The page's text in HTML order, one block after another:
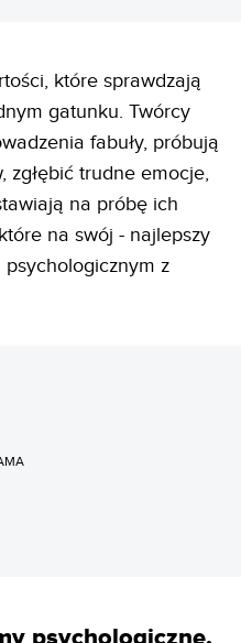
które sprawdzają
gatunku. Twórcy
fabuły, próbują
zgłębić trudne emocje,
na próbę ich
na swój - najlepszy
z